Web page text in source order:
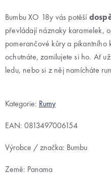
Kategorie: Rumy
EAN: 0813497006154
Výrobce / značka: Bumbu
Země: Panama
Bumbu XO 18y vás potěší
převládají náznaky karamelek,
pomerančové kůry a pikantního
ochutnáte, zamilujete si ho. Ať
ledu, nebo si z něj namícháte